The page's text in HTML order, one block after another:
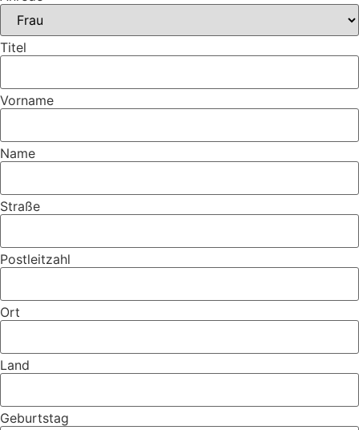
Titel
Vorname
Name
Straße
Postleitzahl
Ort
Land
Geburtstag